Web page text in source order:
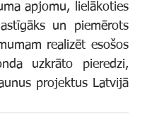
apjomu, lielākoties
un piemērots
realizēt esošos
uzkrāto pieredzi,
projektus Latvijā